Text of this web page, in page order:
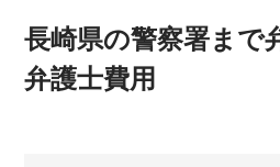
長崎県の警察署まで
弁護士費用